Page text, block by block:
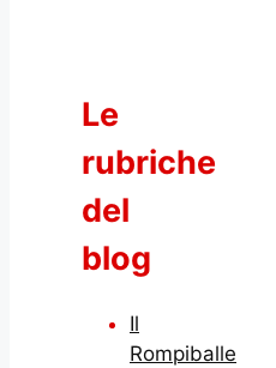
Le
rubriche
del
blog
Il
Rompiballe